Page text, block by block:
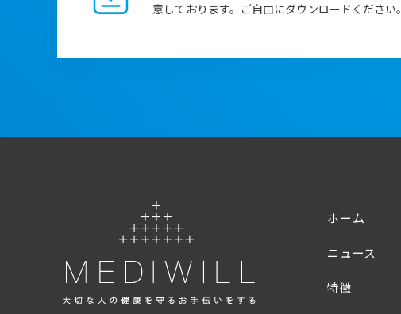
意しております。ご自由にダウンロードください。
ホーム
ニュース
特徴